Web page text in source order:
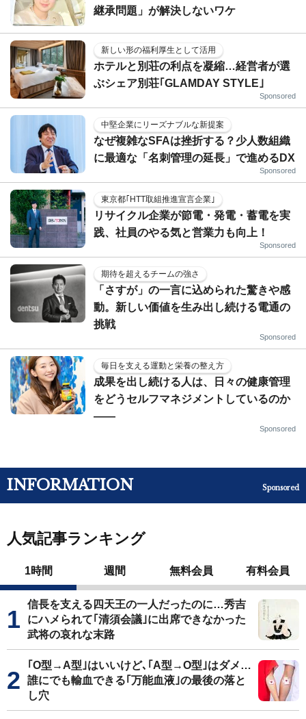
継承問題」が解決しないワケ
新しい形の福利厚生として活用
ホテルと別荘の利点を凝縮…経営者が選
ぶシェア別荘｢GLAMDAY STYLE｣
Sponsored
中堅企業にリーズナブルな新提案
なぜ複雑なSFAは挫折する？少人数組織
に最適な「名刺管理の延長」で進めるDX
Sponsored
東京都｢HTT取組推進宣言企業｣
リサイクル企業が節電・発電・蓄電を実
践、社員のやる気と営業力も向上！
Sponsored
期待を超えるチームの強さ
「さすが」の一言に込められた驚きや感
動。新しい価値を生み出し続ける電通の
挑戦
Sponsored
毎日を支える運動と栄養の整え方
成果を出し続ける人は、日々の健康管理
をどうセルフマネジメントしているのか
——
Sponsored
INFORMATION Sponsored
人気記事ランキング
1時間 週間 無料会員 有料会員
信長を支える四天王の一人だったのに…秀吉
にハメられて｢清須会議｣に出席できなかった
武将の哀れな末路
｢O型→A型｣はいいけど､｢A型→O型｣はダメ…
誰にでも輸血できる｢万能血液｣の最後の落と
し穴